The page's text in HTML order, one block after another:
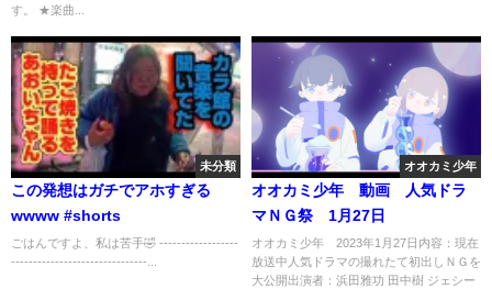
す。 ★楽曲...
未分類
この発想はガチでアホすぎる
wwww #shorts
ごはんですよ、私は苦手🤣 ------------------
-------------------------------...
オオカミ少年
オオカミ少年 動画 人気ドラ
マＮＧ祭 1月27日
オオカミ少年 2023年1月27日内容：現在
放送中人気ドラマの撮れたて初出しＮＧを
大公開出演者：浜田雅功 田中樹 ジェシー